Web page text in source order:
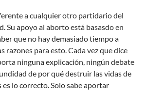
a cualquier otro partidario del
Su apoyo al aborto está basasdo en
que no hay demasiado tiempo a
razones para esto. Cada vez que dice
ninguna explicación, ningún debate
de por qué destruir las vidas de
es lo correcto. Solo sabe aportar